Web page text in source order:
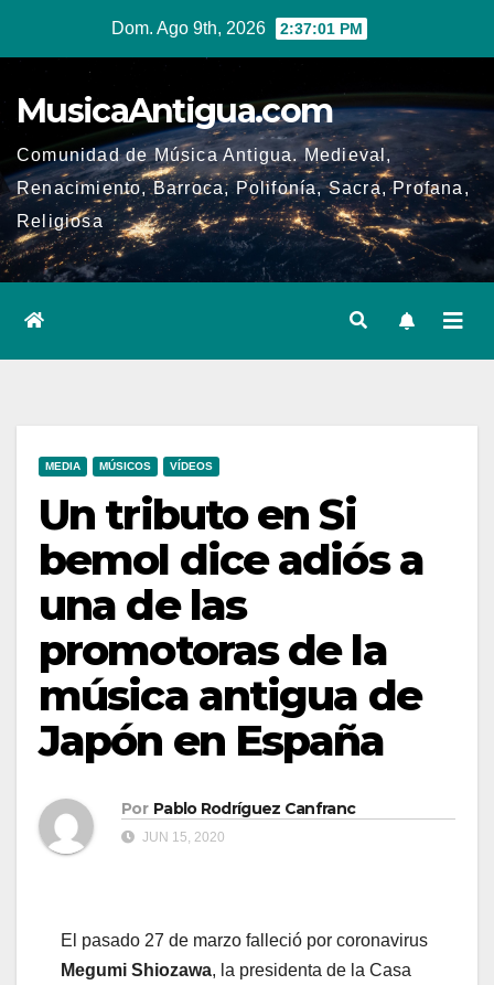
Dom. Ago 9th, 2026 2:37:02 PM
MusicaAntigua.com
Comunidad de Música Antigua. Medieval,
Renacimiento, Barroca, Polifonía, Sacra, Profana,
Religiosa
MEDIA MÚSICOS VÍDEOS
Un tributo en Si
bemol dice adiós a
una de las
promotoras de la
música antigua de
Japón en España
Por Pablo Rodríguez Canfranc
JUN 15, 2020
El pasado 27 de marzo falleció por coronavirus
Megumi Shiozawa, la presidenta de la Casa